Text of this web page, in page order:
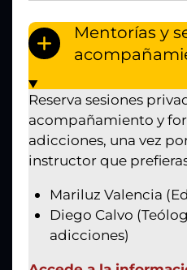
Mentorías y
Reserva sesiones
acompañamiento y
adicciones, una vez
instructor que
Mariluz Valencia
Diego Calvo
adicciones)